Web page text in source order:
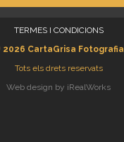
TERMES I CONDICIONS
2026 CartaGrisa Fotografia
Tots els drets reservats
Web design by iRealWorks